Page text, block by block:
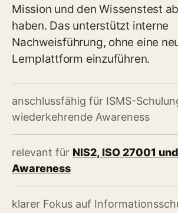
Mission und den Wissenstest
haben. Das unterstützt interne
Nachweisführung, ohne eine
Lernplattform einzuführen.
anschlussfähig für ISMS-
wiederkehrende Awareness
relevant für NIS2, ISO 27001
Awareness
klarer Fokus auf